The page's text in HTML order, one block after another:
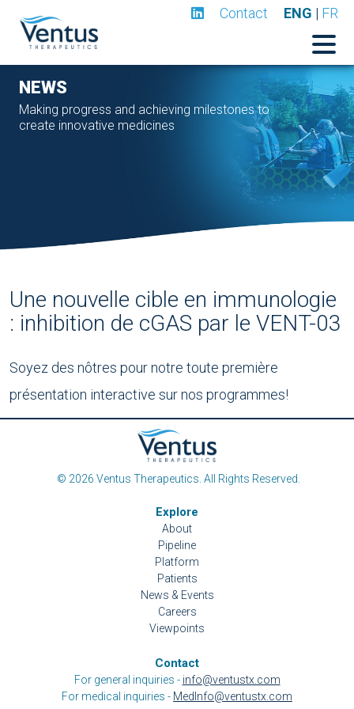
Contact ENG | FR
NEWS
Making progress and achieving milestones to
create innovative medicines
Une nouvelle cible en immunologie
: inhibition de cGAS par le VENT-03
Soyez des nôtres pour notre toute première
présentation interactive sur nos programmes!
© 2026 Ventus Therapeutics. All Rights Reserved.
Explore
About
Pipeline
Platform
Patients
News & Events
Careers
Viewpoints
Contact
For general inquiries - info@ventustx.com
For medical inquiries - MedInfo@ventustx.com